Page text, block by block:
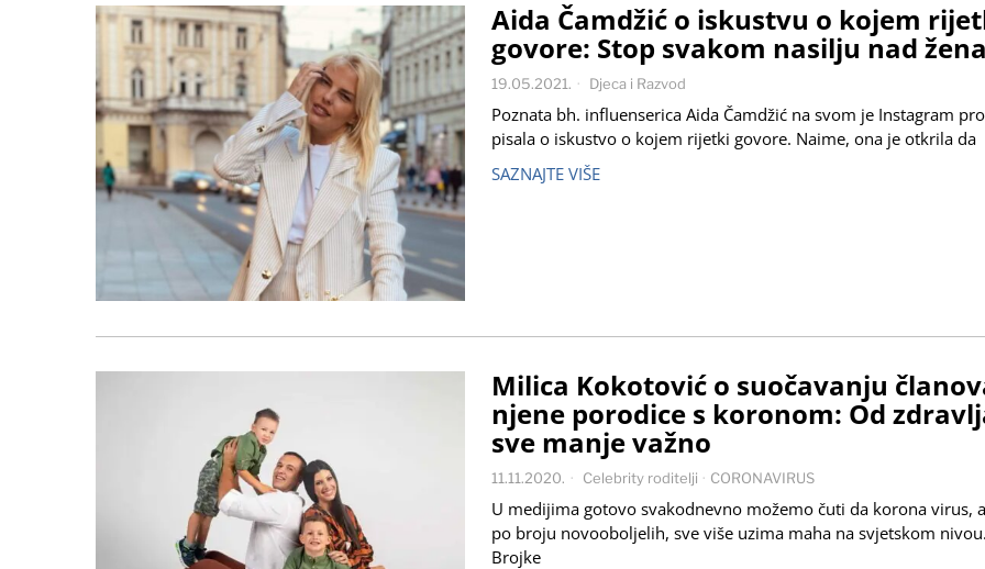
Aida Čamdžić o iskustvu o kojem
govore: Stop svakom nasilju nad
19.05.2021. Djeca i Razvod
Poznata bh. influenserica Aida Čamdžić na svom je Instagram
pisala o iskustvo o kojem rijetki govore. Naime, ona je otkrila da
SAZNAJTE VIŠE
Milica Kokotović o suočavanju
njene porodice s koronom: Od
sve manje važno
11.11.2020. Celebrity roditelji · CORONAVIRUS
U medijima gotovo svakodnevno možemo čuti da korona virus,
po broju novooboljelih, sve više uzima maha na svjetskom
Brojke